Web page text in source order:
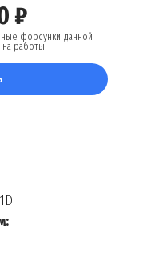
₽
форсунки данной
работы